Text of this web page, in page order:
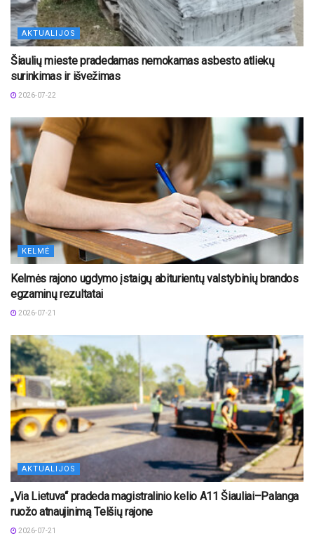
AKTUALIJOS
Šiaulių mieste pradedamas nemokamas asbesto atliekų
surinkimas ir išvežimas
2026-07-22
KELMĖ
Kelmės rajono ugdymo įstaigų abiturientų valstybinių brandos
egzaminų rezultatai
2026-07-21
AKTUALIJOS
„Via Lietuva“ pradeda magistralinio kelio A11 Šiauliai–Palanga
ruožo atnaujinimą Telšių rajone
2026-07-21